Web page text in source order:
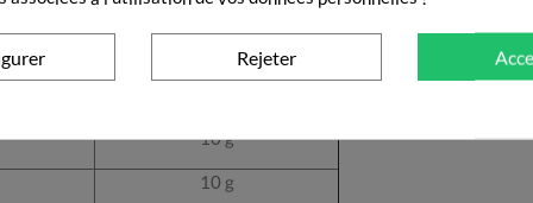
6 g
10 g
10 g
Rejeter